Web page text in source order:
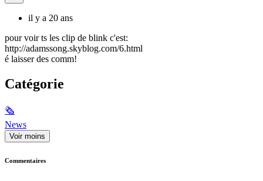
il y a 20 ans
pour voir ts les clip de blink c'est:
http://adamssong.skyblog.com/6.html
é laisser des comm!
Catégorie
🗞
News
Voir moins
Commentaires